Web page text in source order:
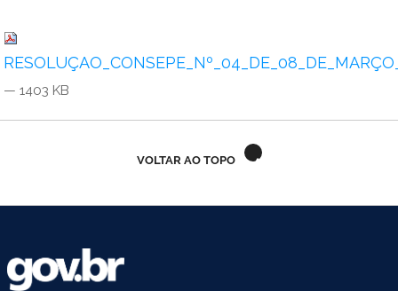
Ministério da Educação
Ministério da Cultura
Ministério da Indústria, Comércio Exterior e Serviços
— 1403 KB
VOLTAR AO TOPO